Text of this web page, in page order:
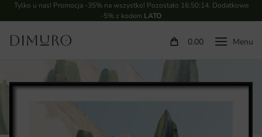
Tylko u nas! Promocja -35% na wszystko! Pozostało 16:50:13. Dodatkowe
-5% z kodem LATO
0.00